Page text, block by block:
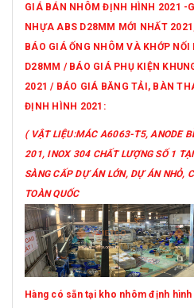
GIÁ BÁN NHÔM ĐỊNH HÌNH 2021 -
NHỰA ABS D28MM MỚI NHẤT
BÁO GIÁ ỐNG NHÔM VÀ KHỚP NỐI
D28MM / BÁO GIÁ PHỤ KIỆN
2021 / BÁO GIÁ BĂNG TẢI, BÀN
ĐỊNH HÌNH 2021:
( VẬT LIỆU:MÁC A6063-T5, ANODE
201, INOX 304 CHẤT LƯỢNG SỐ 1
SÀNG CẤP DỰ ÁN LỚN, DỰ ÁN NHỎ,
TOÀN QUỐC
Hàng có sẵn tại kho nhôm định